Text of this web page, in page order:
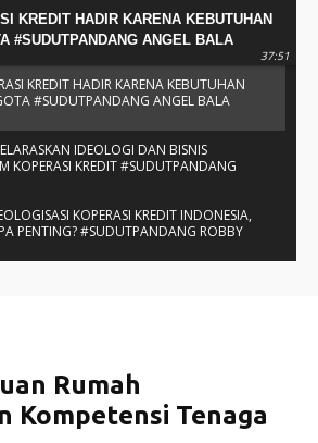
KREDIT HADIR KARENA KEBUTUHAN
#SUDUTPANDANG ANGEL BALA
37:51
KREDIT HADIR KARENA KEBUTUHAN
#SUDUTPANDANG ANGEL BALA
IDEOLOGI DAN BISNIS
KOPERASI KREDIT #SUDUTPANDANG
ROMI & BAPAK FRANSU
KOPERASI KREDIT INDONESIA,
PENTING? #SUDUTPANDANG ROBBY
OE NINU
ROMO OKTO - MENATA
SEKOLAH KATOLIK